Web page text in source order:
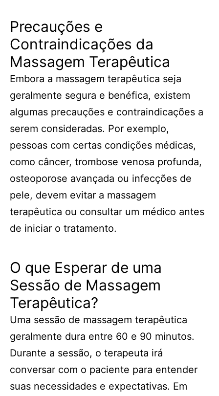
Precauções e
Contraindicações da
Massagem Terapêutica
Embora a massagem terapêutica seja
geralmente segura e benéfica, existem
algumas precauções e contraindicações a
serem consideradas. Por exemplo,
pessoas com certas condições médicas,
como câncer, trombose venosa profunda,
osteoporose avançada ou infecções de
pele, devem evitar a massagem
terapêutica ou consultar um médico antes
de iniciar o tratamento.
O que Esperar de uma
Sessão de Massagem
Terapêutica?
Uma sessão de massagem terapêutica
geralmente dura entre 60 e 90 minutos.
Durante a sessão, o terapeuta irá
conversar com o paciente para entender
suas necessidades e expectativas. Em